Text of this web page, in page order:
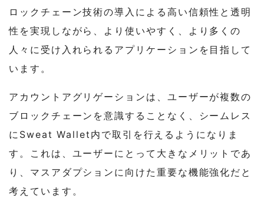
ロックチェーン技術の導入による高い信頼性と透明
性を実現しながら、より使いやすく、より多くの
人々に受け入れられるアプリケーションを目指して
います。
アカウントアグリゲーションは、ユーザーが複数の
ブロックチェーンを意識することなく、シームレス
にSweat Wallet内で取引を行えるようになりま
す。これは、ユーザーにとって大きなメリットであ
り、マスアダプションに向けた重要な機能強化だと
考えています。